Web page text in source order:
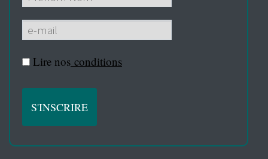
Lire nos conditions